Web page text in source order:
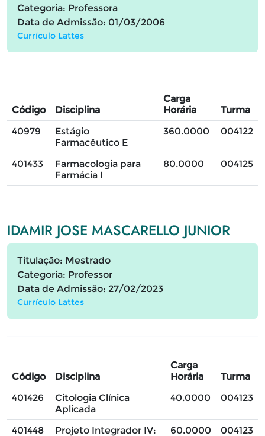
Categoria: Professora
Data de Admissão: 01/03/2006
Currículo Lattes
Código Disciplina
Carga
Horária
Turma
40979
Estágio
Farmacêutico E
360.0000 004122
401433
Farmacologia para
Farmácia I
80.0000 004125
IDAMIR JOSE MASCARELLO JUNIOR
Titulação: Mestrado
Categoria: Professor
Data de Admissão: 27/02/2023
Currículo Lattes
Código Disciplina
Carga
Horária
Turma
401426
Citologia Clínica
Aplicada
40.0000 004123
401448 Projeto Integrador IV: 60.0000 004123